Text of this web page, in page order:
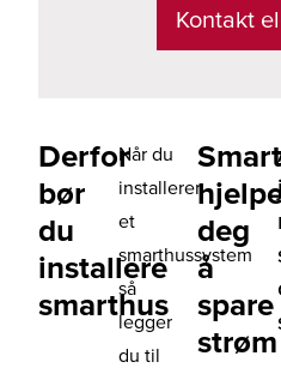
Kontakt
Derfor
bør
du
installere
smarthus
Når du
installerer
et
smarthussystem
så
legger
du til
deg
å
spare
strøm